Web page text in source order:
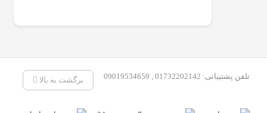
تلفن پشتیبانی: 01732202142 , 09019534659 برگشت به بالا